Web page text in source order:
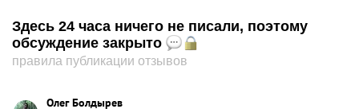
Здесь 24 часа ничего не писали, поэтому
обсуждение закрыто
правила публикации отзывов
Олег Болдырев